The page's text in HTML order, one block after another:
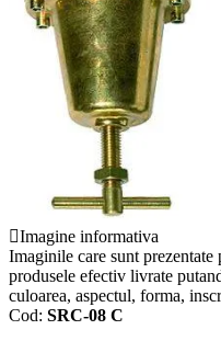
Imagine informativa
Imaginile care sunt
produsele efectiv livrate
culoarea, aspectul, forma,
Cod: SRC-08 C